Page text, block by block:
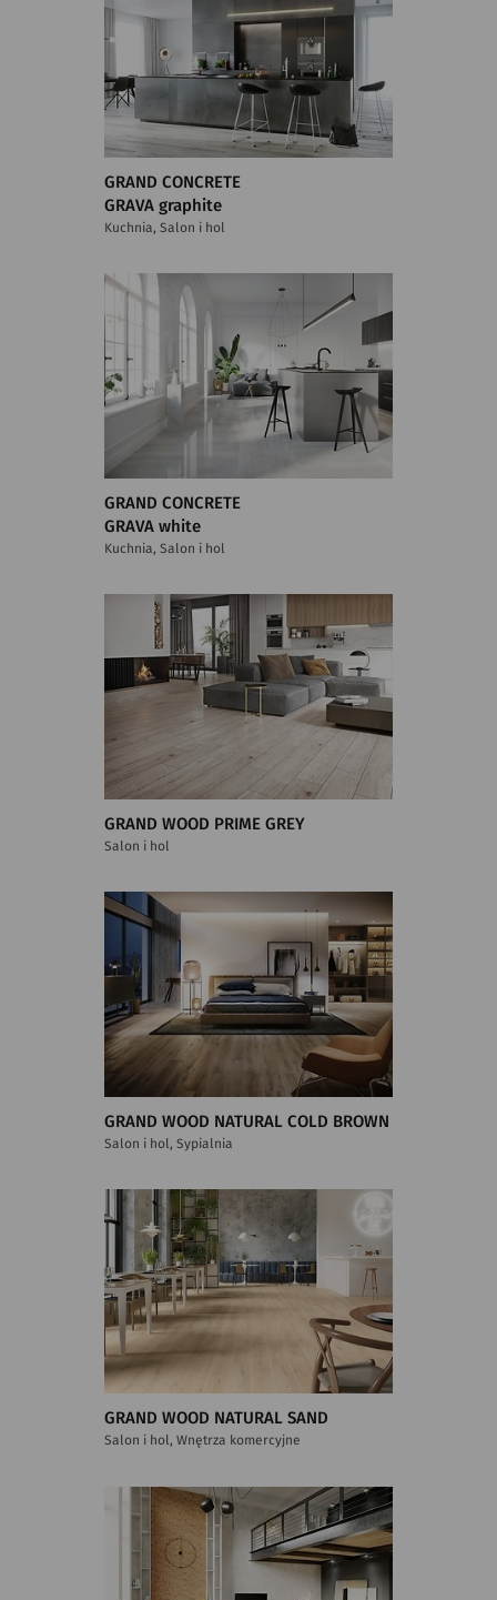
GRAND CONCRETE
GRAVA graphite
Kuchnia, Salon i hol
GRAND CONCRETE
GRAVA white
Kuchnia, Salon i hol
GRAND WOOD PRIME GREY
Salon i hol
GRAND WOOD NATURAL COLD BROWN
Salon i hol, Sypialnia
GRAND WOOD NATURAL SAND
Salon i hol, Wnętrza komercyjne